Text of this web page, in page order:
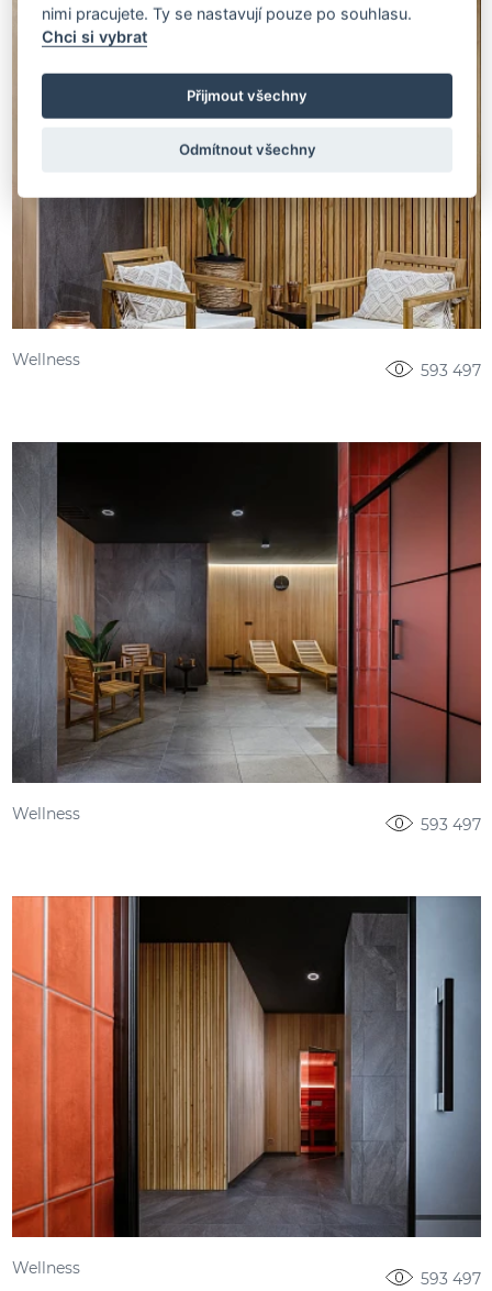
Wellness
593 497
Wellness
593 497
Wellness
593 497
nimi pracujete. Ty se nastavují pouze po souhlasu.
Chci si vybrat
Přijmout všechny
Odmítnout všechny